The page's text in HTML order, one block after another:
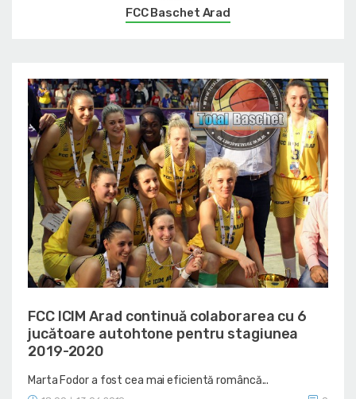
FCC Baschet Arad
FCC ICIM Arad continuă colaborarea cu 6
jucătoare autohtone pentru stagiunea
2019-2020
Marta Fodor a fost cea mai eficientă româncă...